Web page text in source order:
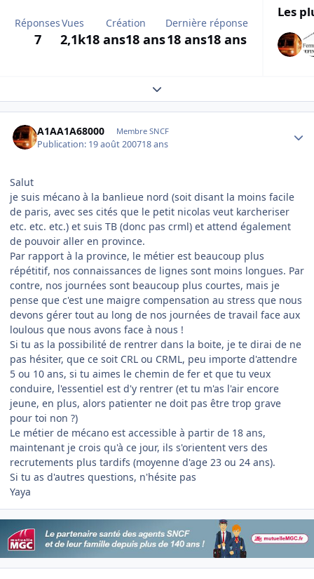
Réponses
7
Vues
2,1k
Création
18 ans18 ans
Dernière réponse
18 ans18 ans
Les
Expand topic overview
A1AA1A68000 Membre SNCF
Publication: 19 août 200718 ans
Salut
je suis mécano à la banlieue nord (soit disant la moins facile
de paris, avec ses cités que le petit nicolas veut karcheriser
etc. etc. etc.) et suis TB (donc pas crml) et attend également
de pouvoir aller en province.
Par rapport à la province, le métier est beaucoup plus
répétitif, nos connaissances de lignes sont moins longues. Par
contre, nos journées sont beaucoup plus courtes, mais je
pense que c'est une maigre compensation au stress que nous
devons gérer tout au long de nos journées de travail face aux
loulous que nous avons face à nous !
Si tu as la possibilité de rentrer dans la boite, je te dirai de ne
pas hésiter, que ce soit CRL ou CRML, peu importe d'attendre
5 ou 10 ans, si tu aimes le chemin de fer et que tu veux
conduire, l'essentiel est d'y rentrer (et tu m'as l'air encore
jeune, en plus, alors patienter ne doit pas être trop grave
pour toi non ?)
Le métier de mécano est accessible à partir de 18 ans,
maintenant je crois qu'à ce jour, ils s'orientent vers des
recrutements plus tardifs (moyenne d'age 23 ou 24 ans).
Si tu as d'autres questions, n'hésite pas
Yaya